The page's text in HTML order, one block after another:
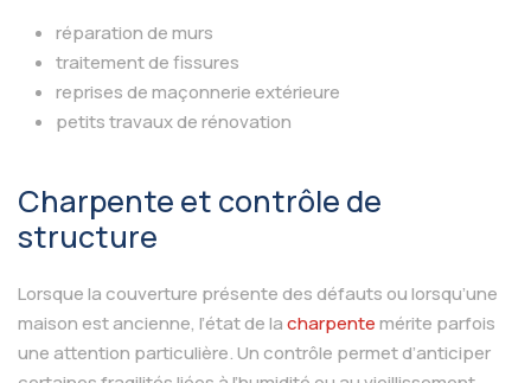
réparation de murs
traitement de fissures
reprises de maçonnerie extérieure
petits travaux de rénovation
Charpente et contrôle de
structure
Lorsque la couverture présente des défauts ou lorsqu’une
maison est ancienne, l’état de lacharpentemérite parfois
une attention particulière. Un contrôle permet d’anticiper